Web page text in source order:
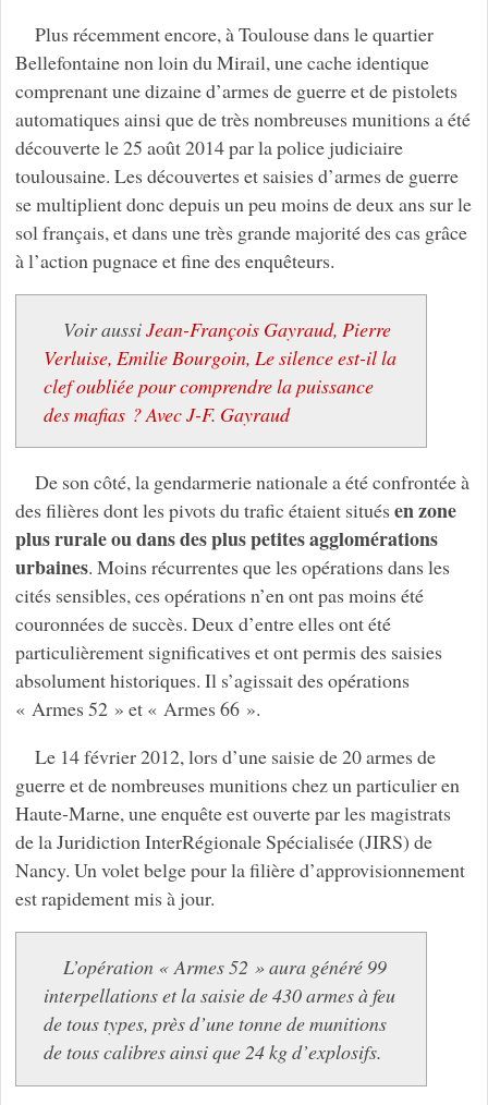
Plus récemment encore, à Toulouse dans le quartier
Bellefontaine non loin du Mirail, une cache identique
comprenant une dizaine d’armes de guerre et de pistolets
automatiques ainsi que de très nombreuses munitions a été
découverte le 25 août 2014 par la police judiciaire
toulousaine. Les découvertes et saisies d’armes de guerre
se multiplient donc depuis un peu moins de deux ans sur le
sol français, et dans une très grande majorité des cas grâce
à l’action pugnace et fine des enquêteurs.
Voir aussiJean-François Gayraud, Pierre
Verluise, Emilie Bourgoin, Le silence est-il la
clef oubliée pour comprendre la puissance
des mafias ? Avec J-F. Gayraud
De son côté, la gendarmerie nationale a été confrontée à
des filières dont les pivots du trafic étaient situés en zone
plus rurale ou dans des plus petites agglomérations
urbaines. Moins récurrentes que les opérations dans les
cités sensibles, ces opérations n’en ont pas moins été
couronnées de succès. Deux d’entre elles ont été
particulièrement significatives et ont permis des saisies
absolument historiques. Il s’agissait des opérations
« Armes 52 » et « Armes 66 ».
Le 14 février 2012, lors d’une saisie de 20 armes de
guerre et de nombreuses munitions chez un particulier en
Haute-Marne, une enquête est ouverte par les magistrats
de la Juridiction InterRégionale Spécialisée (JIRS) de
Nancy. Un volet belge pour la filière d’approvisionnement
est rapidement mis à jour.
L’opération « Armes 52 » aura généré 99
interpellations et la saisie de 430 armes à feu
de tous types, près d’une tonne de munitions
de tous calibres ainsi que 24 kg d’explosifs.